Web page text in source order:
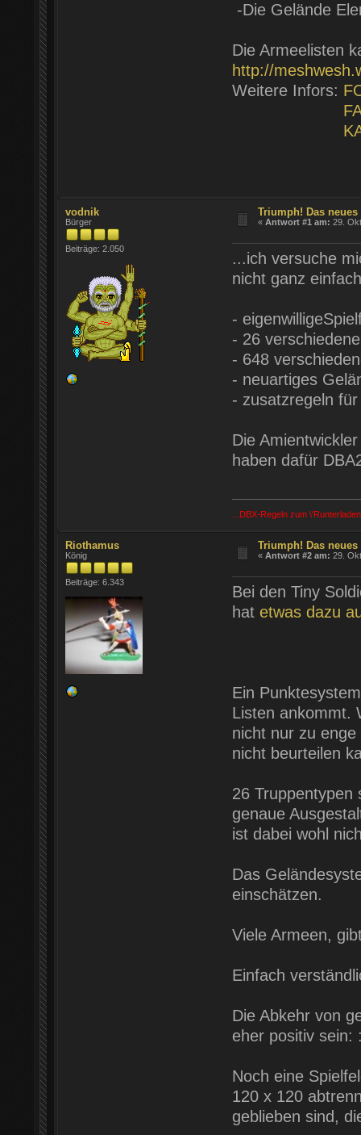
-Die Gelände
Die Armeelisten
http://
Weitere Infors:
vodnik
Bürger
Beiträge: 2.050
Triumph! Das
«Antwort #1 am: 29.
...ich versuche
nicht ganz
-
- 26
- 648
- neuartiges
- zusatzregeln
Die
haben dafür
...DBX-Regeln zum
Riothamus
König
Beiträge: 6.343
Triumph! Das
«Antwort #2 am: 29.
Bei den Tiny
hat etwas dazu
Ein
Listen ankommt.
nicht nur zu
nicht beurteilen
26 Truppentypen
genaue
ist dabei wohl
Das
einschätzen.
Viele Armeen,
Einfach
Die Abkehr von
eher positiv sein:
Noch eine
120 x 120
geblieben sind,